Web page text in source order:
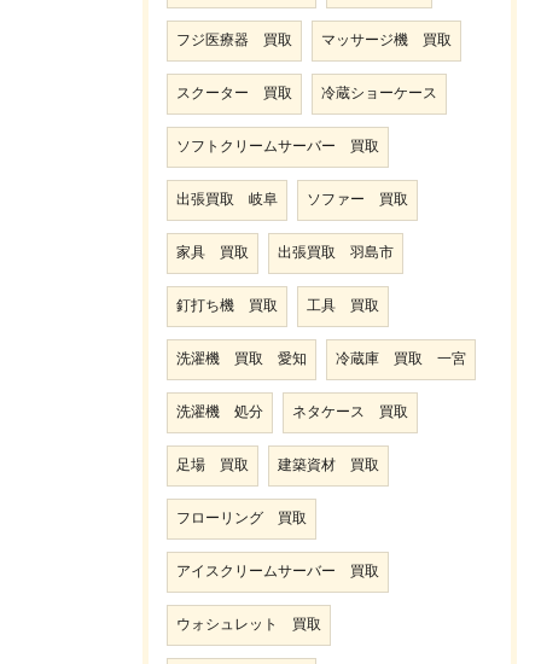
フジ医療器 買取 マッサージ機 買取
スクーター 買取 冷蔵ショーケース
ソフトクリームサーバー 買取
出張買取 岐阜 ソファー 買取
家具 買取 出張買取 羽島市
釘打ち機 買取 工具 買取
洗濯機 買取 愛知 冷蔵庫 買取 一宮
洗濯機 処分 ネタケース 買取
足場 買取 建築資材 買取
フローリング 買取
アイスクリームサーバー 買取
ウォシュレット 買取